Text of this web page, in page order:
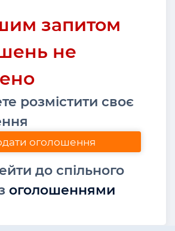
запитом
не
розмістити своє
оголошення
до спільного
оголошеннями